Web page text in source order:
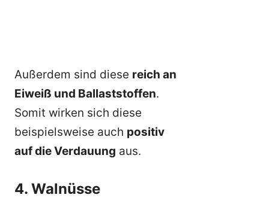
Außerdem sind diese reich an
Eiweiß und Ballaststoffen.
Somit wirken sich diese
beispielsweise auch positiv
auf die Verdauung aus.
4. Walnüsse